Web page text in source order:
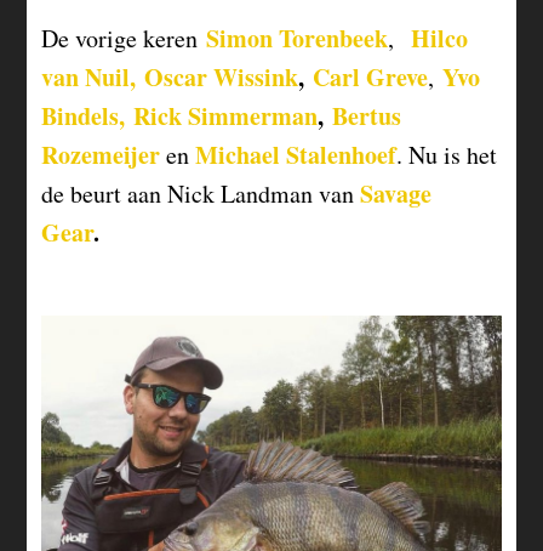
De vorige kerenSimon Torenbeek, Hilco
van Nuil,Oscar Wissink, Carl Greve,Yvo
Bindels,Rick Simmerman, Bertus
RozemeijerenMichael Stalenhoef. Nu is het
de beurt aan Nick Landman vanSavage
Gear.